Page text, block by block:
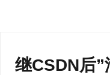
继CSDN后